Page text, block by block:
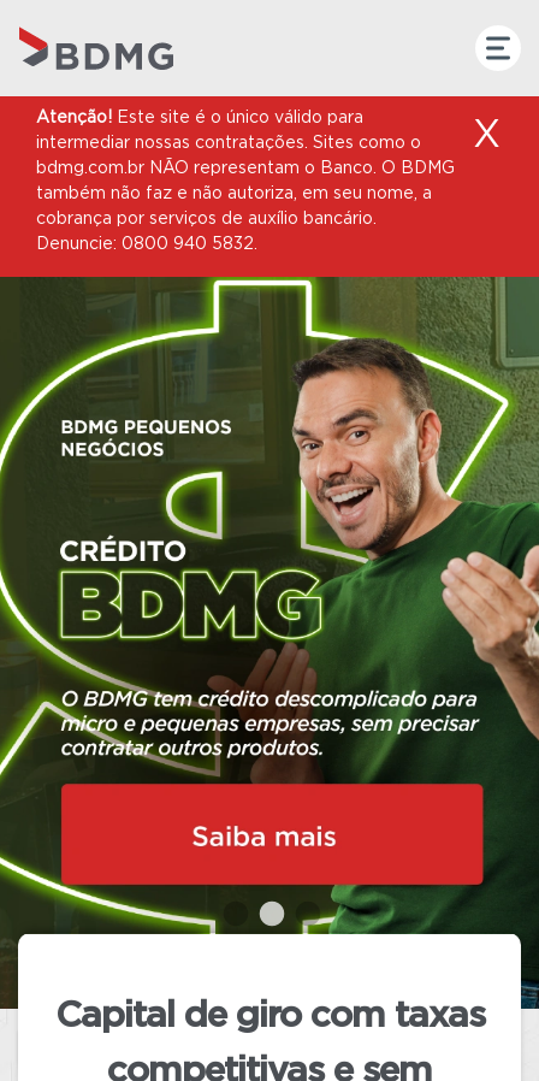
Atenção! Este site é o único válido para
intermediar nossas contratações. Sites como o
bdmg.com.br NÃO representam o Banco. O BDMG
também não faz e não autoriza, em seu nome, a
cobrança por serviços de auxílio bancário.
Denuncie: 0800 940 5832.
X
COMUNICADO
Informamos que,
no período que
antecede as eleiçõese em
conformidade
com a legislação
vigente, o BDMG manterá em seu site
exclusivamente os conteúdos
relacionados aos produtos e serviços
oferecidos pelo Banco.
Adicionalmente, os conteúdos relativos
ao atendimento aos clientes
continuarão disponíveis normalmente
(TRE) oficialize o término das eleições.
Capital de giro com taxas
competitivase sem